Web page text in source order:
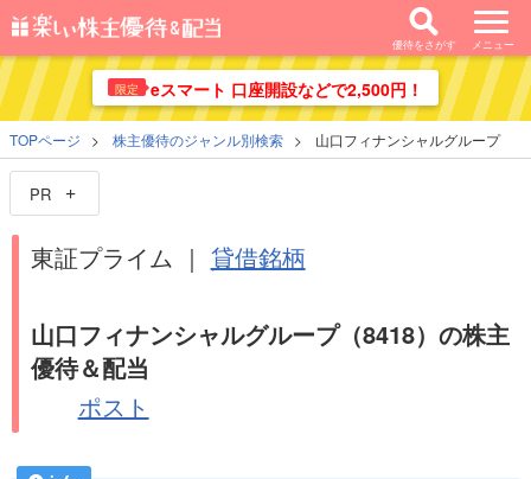
優待をさがす メニュー
限定 eスマート 口座開設などで2,500円！
TOPページ 株主優待のジャンル別検索 山口フィナンシャルグループ
PR
東証プライム ｜ 貸借銘柄
山口フィナンシャルグループ（8418）の株主
優待＆配当
ポスト